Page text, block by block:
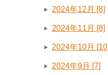
2024年12月 [8]
2024年11月 [8]
2024年10月 [10]
2024年9月 [7]